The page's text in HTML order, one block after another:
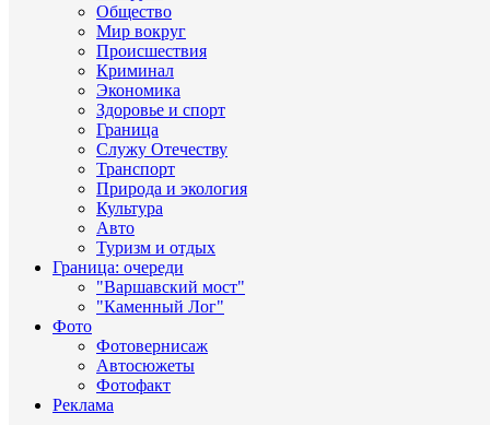
Общество
Мир вокруг
Происшествия
Криминал
Экономика
Здоровье и спорт
Граница
Служу Отечеству
Транспорт
Природа и экология
Культура
Авто
Туризм и отдых
Граница: очереди
"Варшавский мост"
"Каменный Лог"
Фото
Фотовернисаж
Автосюжеты
Фотофакт
Реклама